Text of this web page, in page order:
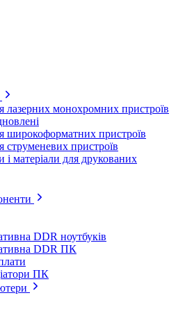
лазерних монохромних пристроїв
широкоформатних пристроїв
струменевих пристроїв
і матеріали для друкованих
DDR ноутбуків
DDR ПК
ПК